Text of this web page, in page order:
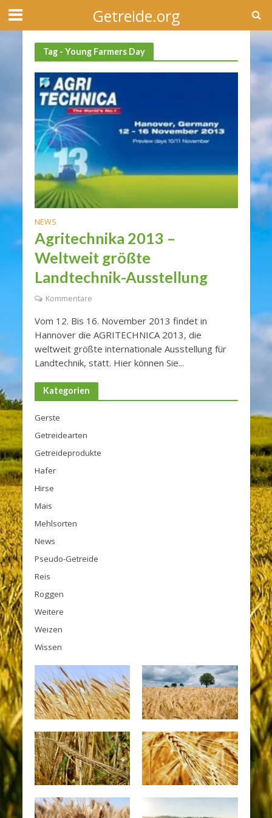
Getreide.org
Tag - Young Farmers Day
NEWS
Agritechnika 2013 –
Weltweit größte
Landtechnik-Ausstellung
Kommentare
Vom 12. Bis 16. November 2013 findet in
Hannover die AGRITECHNICA 2013, die
weltweit größte internationale Ausstellung für
Landtechnik, statt. Hier können Sie...
Kategorien
Gerste
Getreidearten
Getreideprodukte
Hafer
Hirse
Mais
Mehlsorten
News
Pseudo-Getreide
Reis
Roggen
Weitere
Weizen
Wissen